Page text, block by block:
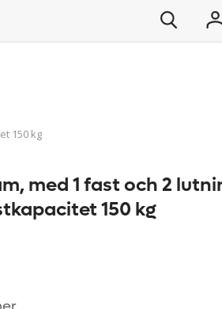
150 kg
med 1 fast och 2
150 kg